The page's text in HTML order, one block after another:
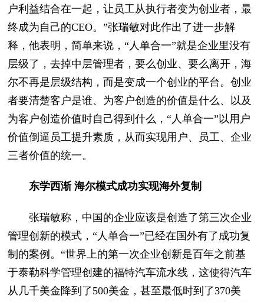
户利益结合在一起，让员工从执行者变为创业者，最
终成为自己的CEO。”张瑞敏对此作出了进一步解
释，他表明，简单来说，“人单合一”就是企业里没有
层级了，去掉中层管理者，要么创业、要么离开，海
尔不再是层级结构，而是变成一个创业的平台。创业
者要清楚客户是谁、为客户创造的价值是什么、以及
为客户创造价值时自己得到什么，“人单合一”以用户
价值倒逼员工提升素质，从而实现用户、员工、企业
三者价值的统一。
东学西渐 海尔模式成功实现海外复制
张瑞敏称，中国的企业应该是创造了第三次企业
管理创新的模式，“人单合一”已经在国外有了成功复
制的案例。“世界上的第一次企业创新是百年之前基
于泰勒科学管理创建的福特汽车流水线，这使得汽车
从几千美金降到了500美金，甚至最低时到了370美